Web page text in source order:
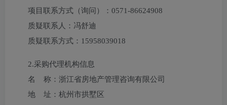
项目联系方式（询问）： 0571-86624908
质疑联系人： 冯舒迪
质疑联系方式： 15958039018
2.采购代理机构信息
名 称： 浙江省房地产管理咨询有限公司
地 址： 杭州市拱墅区